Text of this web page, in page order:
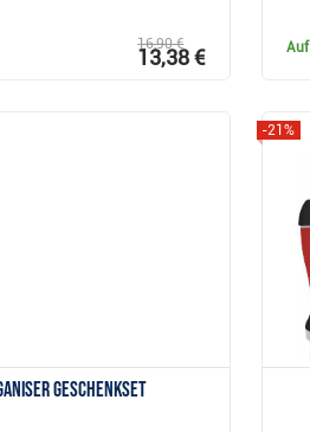
16,90 €
13,38 €
Geschenkset
-21%